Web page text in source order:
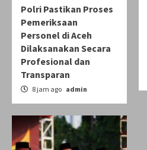
Polri Pastikan Proses
Pemeriksaan
Personel di Aceh
Dilaksanakan Secara
Profesional dan
Transparan
8 jam ago admin